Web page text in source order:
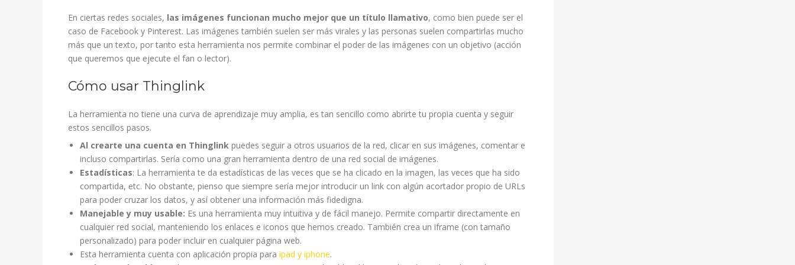
En ciertas redes sociales, las imágenes funcionan mucho mejor que un título llamativo, como bien puede ser el
caso de Facebook y Pinterest. Las imágenes también suelen ser más virales y las personas suelen compartirlas mucho
más que un texto, por tanto esta herramienta nos permite combinar el poder de las imágenes con un objetivo (acción
que queremos que ejecute el fan o lector).
Cómo usar Thinglink
La herramienta no tiene una curva de aprendizaje muy amplia, es tan sencillo como abrirte tu propia cuenta y seguir
estos sencillos pasos.
Al crearte una cuenta en Thinglink puedes seguir a otros usuarios de la red, clicar en sus imágenes, comentar e
incluso compartirlas. Sería como una gran herramienta dentro de una red social de imágenes.
Estadísticas: La herramienta te da estadísticas de las veces que se ha clicado en la imagen, las veces que ha sido
compartida, etc. No obstante, pienso que siempre sería mejor introducir un link con algún acortador propio de URLs
para poder cruzar los datos, y así obtener una información más fidedigna.
Manejable y muy usable: Es una herramienta muy intuitiva y de fácil manejo. Permite compartir directamente en
cualquier red social, manteniendo los enlaces e iconos que hemos creado. También crea un iframe (con tamaño
personalizado) para poder incluir en cualquier página web.
Esta herramienta cuenta con aplicación propia paraipad y iphone.